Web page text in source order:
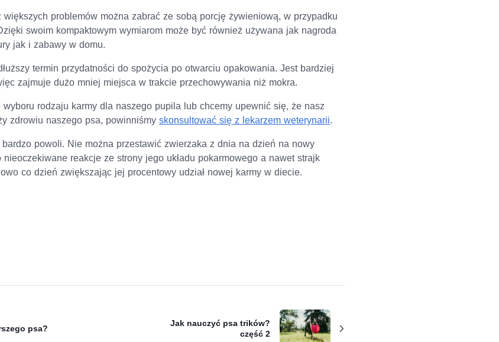
problemów można zabrać ze sobą porcję żywieniową, w przypadku
swoim kompaktowym wymiarom może być również używana jak nagroda
jak i zabawy w domu.
termin przydatności do spożycia po otwarciu opakowania. Jest bardziej
zajmuje dużo mniej miejsca w trakcie przechowywania niż mokra.
rodzaju karmy dla naszego pupila lub chcemy upewnić się, że nasz
zdrowiu naszego psa, powinniśmyskonsultować się z lekarzem weterynarii.
powoli. Nie można przestawić zwierzaka z dnia na dzień na nowy
reakcje ze strony jego układu pokarmowego a nawet strajk
co dzień zwiększając jej procentowy udział nowej karmy w diecie.
psa?
Jak nauczyć psa trików?
część 2